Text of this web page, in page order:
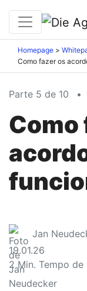
Homepage
Como fazer os
Parte 5 de 10 •
Como
Jan
19.01.26
2Min. Tempo de